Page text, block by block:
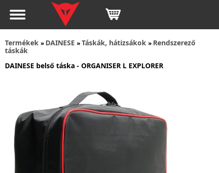
Termékek » DAINESE »Táskák, hátizsákok » Rendszerező
táskák
DAINESE belső táska - ORGANISER L EXPLORER